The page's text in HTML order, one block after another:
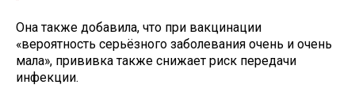
Она также добавила, что при вакцинации
«вероятность серьёзного заболевания очень и очень
мала», прививка также снижает риск передачи
инфекции.